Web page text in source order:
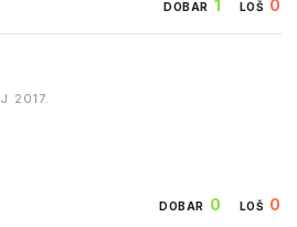
DOBAR 1 LOŠ 0
2017.
DOBAR 0 LOŠ 0